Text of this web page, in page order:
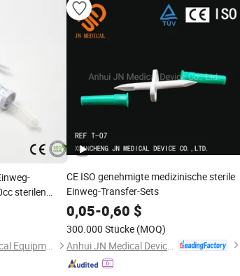
sterilen
Shandong Wuzhou Medical Equipment Co., LTD
CE ISO genehmigte medizinische sterile
Einweg-Transfer-Sets
0,05-0,60 $
300.000 Stücke (MOQ)